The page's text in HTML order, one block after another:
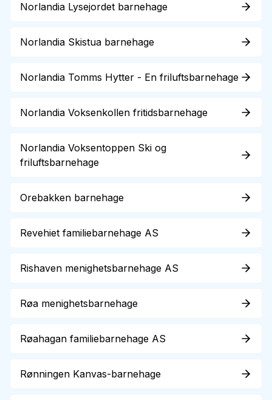
Norlandia Lysejordet barnehage
Norlandia Skistua barnehage
Norlandia Tomms Hytter - En friluftsbarnehage
Norlandia Voksenkollen fritidsbarnehage
Norlandia Voksentoppen Ski og
friluftsbarnehage
Orebakken barnehage
Revehiet familiebarnehage AS
Rishaven menighetsbarnehage AS
Røa menighetsbarnehage
Røahagan familiebarnehage AS
Rønningen Kanvas-barnehage